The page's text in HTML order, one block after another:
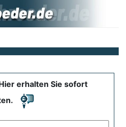
erhalten Sie sofort